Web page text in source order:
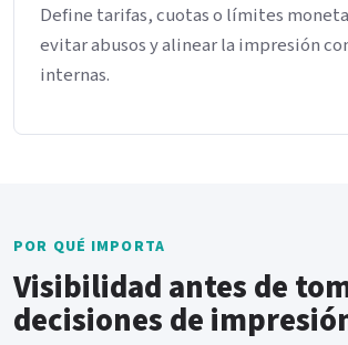
Define tarifas, cuotas o límites
evitar abusos y alinear la impresión
internas.
POR QUÉ IMPORTA
Visibilidad antes de
decisiones de